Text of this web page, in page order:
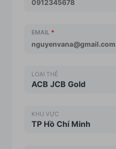
EMAIL *
LOẠI THẺ
ACB JCB Gold
KHU VỰC
TP Hồ Chí Minh